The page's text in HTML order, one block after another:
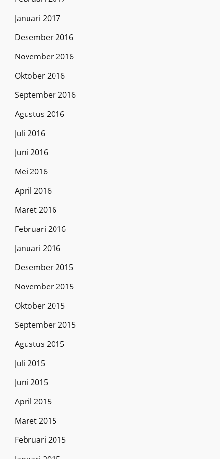
Januari 2017
Desember 2016
November 2016
Oktober 2016
September 2016
Agustus 2016
Juli 2016
Juni 2016
Mei 2016
April 2016
Maret 2016
Februari 2016
Januari 2016
Desember 2015
November 2015
Oktober 2015
September 2015
Agustus 2015
Juli 2015
Juni 2015
April 2015
Maret 2015
Februari 2015